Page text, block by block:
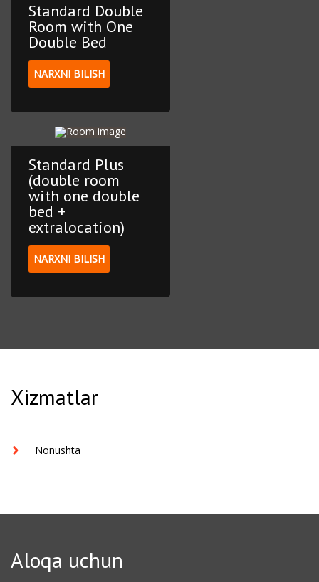
Standard Double
Room with One
Double Bed
NARXNI BILISH
Standard Plus
(double room
with one double
bed +
extralocation)
NARXNI BILISH
Xizmatlar
Nonushta
Aloqa uchun